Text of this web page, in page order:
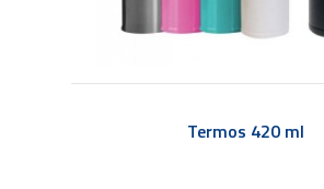
Termos 420 ml